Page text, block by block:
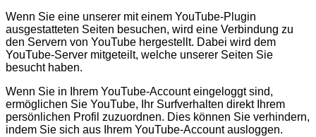
Wenn Sie eine unserer mit einem YouTube-Plugin
ausgestatteten Seiten besuchen, wird eine Verbindung zu
den Servern von YouTube hergestellt. Dabei wird dem
YouTube-Server mitgeteilt, welche unserer Seiten Sie
besucht haben.
Wenn Sie in Ihrem YouTube-Account eingeloggt sind,
ermöglichen Sie YouTube, Ihr Surfverhalten direkt Ihrem
persönlichen Profil zuzuordnen. Dies können Sie verhindern,
indem Sie sich aus Ihrem YouTube-Account ausloggen.